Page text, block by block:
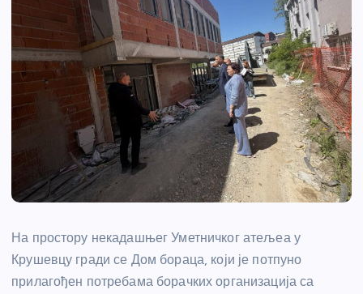
На простору некадашњег Уметничког атељеа у
Крушевцу гради се Дом бораца, који је потпуно
прилагођен потребама борачких организација са